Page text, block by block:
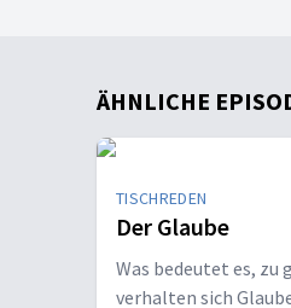
ÄHNLICHE
TISCHREDEN
Der Glaube
Was bedeutet es, zu
verhalten sich